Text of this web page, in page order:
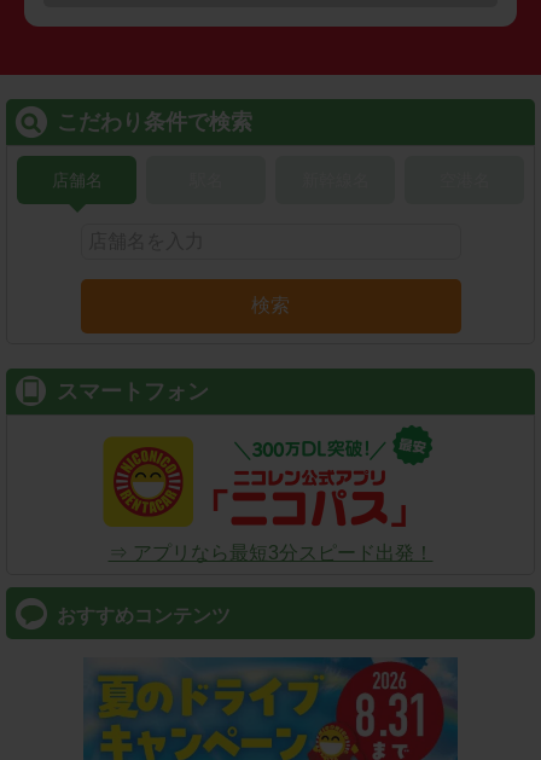
こだわり条件で検索
店舗名
検索
スマートフォン
⇒ アプリなら最短3分スピード出発！
おすすめコンテンツ